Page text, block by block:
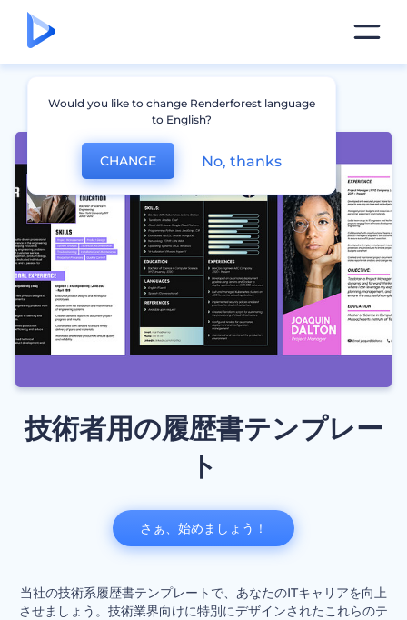
技術者用の履歴書テンプレー
ト
当社の技術系履歴書テンプレートで、あなたのITキャリアを向上
させましょう。技術業界向けに特別にデザインされたこれらのテ
さぁ、始めましょう！
Would you like to change Renderforest language
to English?
CHANGE No, thanks